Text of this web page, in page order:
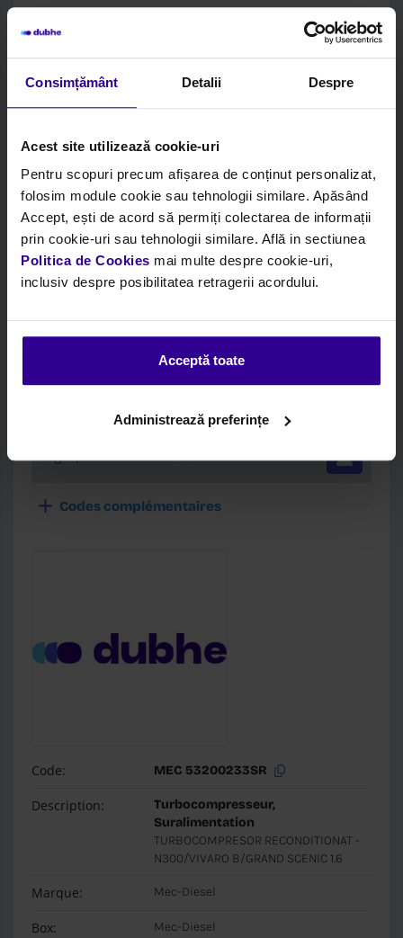
Consimțământ Detalii Despre
Acest site utilizează cookie-uri
Pentru scopuri precum afișarea de conținut personalizat,
folosim module cookie sau tehnologii similare. Apăsând
Accept, ești de acord să permiți colectarea de informații
prin cookie-uri sau tehnologii similare. Află in sectiunea
Politica de Cookies mai multe despre cookie-uri,
inclusiv despre posibilitatea retragerii acordului.
Acceptă toate
Administrează preferințe
Code: MEC 53200235SR
Description:
Turbocompresseur,
TURBOCOMPRESOR RECONDITIONAT -
PEUGEOT/CITROEN 8HX/8HZ
Mec-Diesel
Login pourPRIXetDISPO
Codes complémentaires
Code: MEC 53200233SR
Description:
Turbocompresseur,
Suralimentation
TURBOCOMPRESOR RECONDITIONAT -
N300/VIVARO B/GRAND SCENIC 1.6
Marque: Mec-Diesel
Box: Mec-Diesel